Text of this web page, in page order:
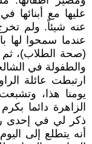
عليها مع أبنائها
عندما سمحوا لها
(صحة الطلاب)، ثم
والطفولة في
ارتبطت عائلة
يومنا هذا،
الزاهرة دائما
ذكر لي في إحدى
أنه يتطلع إلى